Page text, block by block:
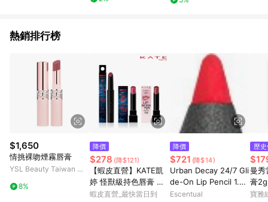
熱銷排行榜
$1,650
情挑裸吻煙霧唇膏
YSL Beauty Taiwan 官
8%
降價
$278 (降$121)
【蝦皮直營】KATE凱
婷 怪獸級持色唇膏 怪
獸唇膏 經典/限量/Clea
蝦皮直營_最快當日到
降價
$721 (降$14)
Urban Decay 24/7 Gli
de-On Lip Pencil 1.2g
714
Escentual
歷
曼秀
膏
寶雅